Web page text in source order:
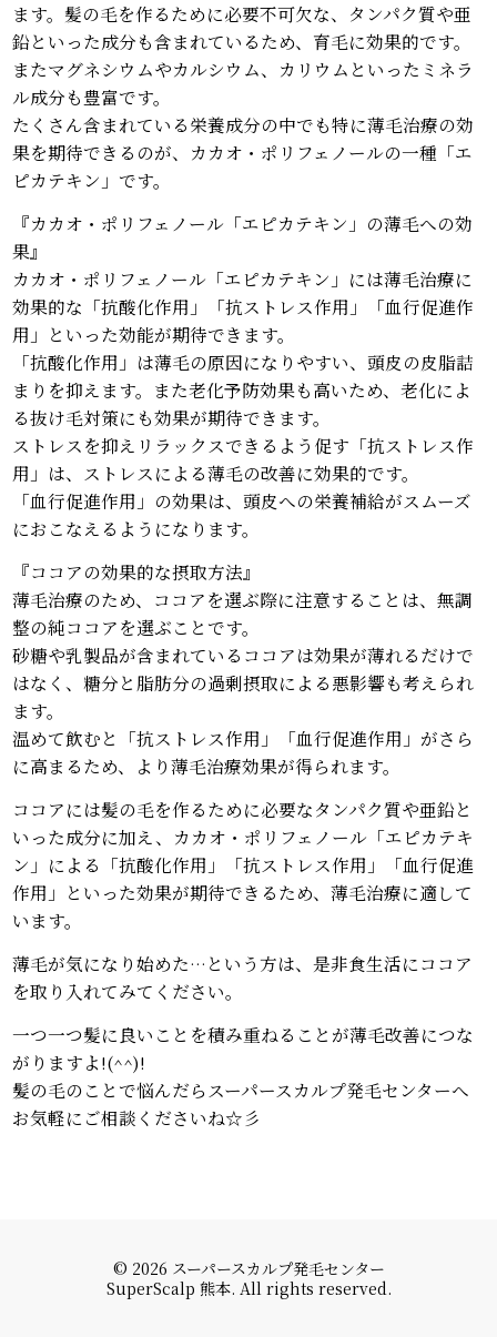
ます。髪の毛を作るために必要不可欠な、タンパク質や亜
鉛といった成分も含まれているため、育毛に効果的です。
またマグネシウムやカルシウム、カリウムといったミネラ
ル成分も豊富です。
たくさん含まれている栄養成分の中でも特に薄毛治療の効
果を期待できるのが、カカオ・ポリフェノールの一種「エ
ピカテキン」です。
『カカオ・ポリフェノール「エピカテキン」の薄毛への効
果』
カカオ・ポリフェノール「エピカテキン」には薄毛治療に
効果的な「抗酸化作用」「抗ストレス作用」「血行促進作
用」といった効能が期待できます。
「抗酸化作用」は薄毛の原因になりやすい、頭皮の皮脂詰
まりを抑えます。また老化予防効果も高いため、老化によ
る抜け毛対策にも効果が期待できます。
ストレスを抑えリラックスできるよう促す「抗ストレス作
用」は、ストレスによる薄毛の改善に効果的です。
「血行促進作用」の効果は、頭皮への栄養補給がスムーズ
におこなえるようになります。
『ココアの効果的な摂取方法』
薄毛治療のため、ココアを選ぶ際に注意することは、無調
整の純ココアを選ぶことです。
砂糖や乳製品が含まれているココアは効果が薄れるだけで
はなく、糖分と脂肪分の過剰摂取による悪影響も考えられ
ます。
温めて飲むと「抗ストレス作用」「血行促進作用」がさら
に高まるため、より薄毛治療効果が得られます。
ココアには髪の毛を作るために必要なタンパク質や亜鉛と
いった成分に加え、カカオ・ポリフェノール「エピカテキ
ン」による「抗酸化作用」「抗ストレス作用」「血行促進
作用」といった効果が期待できるため、薄毛治療に適して
います。
薄毛が気になり始めた…という方は、是非食生活にココア
を取り入れてみてください。
一つ一つ髪に良いことを積み重ねることが薄毛改善につな
がりますよ!(^^)!
髪の毛のことで悩んだらスーパースカルプ発毛センターへ
お気軽にご相談くださいね☆彡
© 2026 スーパースカルプ発毛センター
SuperScalp 熊本. All rights reserved.